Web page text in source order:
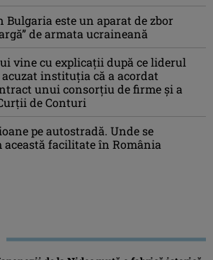
este un aparat de zbor
de armata ucraineană
vine cu explicații după ce liderul
instituția că a acordat
unui consorțiu de firme și a
de Conturi
pe autostradă. Unde se
această facilitate în România